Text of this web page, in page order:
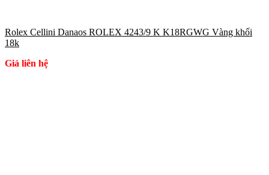
Rolex Cellini Danaos ROLEX 4243/9 K K18RGWG Vàng khối
18k
Giá liên hệ